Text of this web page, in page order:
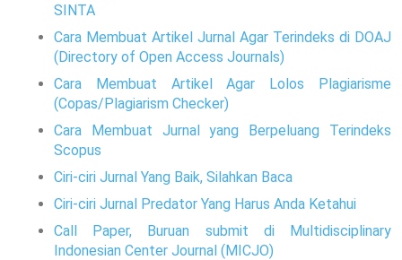
SINTA
Cara Membuat Artikel Jurnal Agar Terindeks di DOAJ
(Directory of Open Access Journals)
Cara Membuat Artikel Agar Lolos Plagiarisme
(Copas/Plagiarism Checker)
Cara Membuat Jurnal yang Berpeluang Terindeks
Scopus
Ciri-ciri Jurnal Yang Baik, Silahkan Baca
Ciri-ciri Jurnal Predator Yang Harus Anda Ketahui
Call Paper, Buruan submit di Multidisciplinary
Indonesian Center Journal (MICJO)